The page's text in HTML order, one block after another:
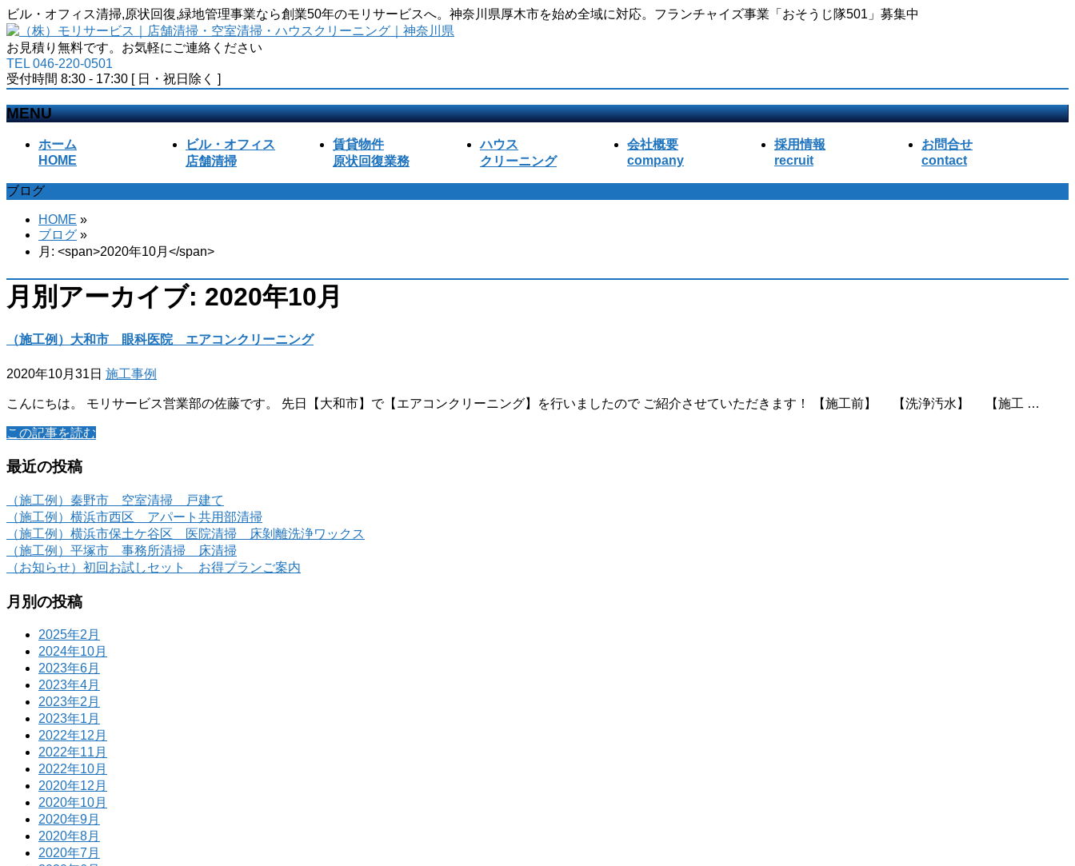
ビル・オフィス清掃,原状回復,緑地管理事業なら創業50年のモリサービスへ。神奈川県厚木市を始め全域に対応。フランチャイズ事業「おそうじ隊501」募集中
お見積り無料です。お気軽にご連絡ください
TEL 046-220-0501
受付時間 8:30 - 17:30 [ 日・祝日除く ]
MENU
ー
ホーム
HOME
ビル・オフィス
店舗清掃
賃貸物件
原状回復業務
ハウス
クリーニング
会社概要
company
採用情報
recruit
お問合せ
contact
ブログ
HOME »
ブログ »
月: <span>2020年10月</span>
月別アーカイブ: 2020年10月
（施工例）大和市 眼科医院 エアコンクリーニング
2020年10月31日 施工事例
こんにちは。 モリサービス営業部の佐藤です。 先日【大和市】で【エアコンクリーニング】を行いましたので ご紹介させていただきます！ 【施工前】 【洗浄汚水】 【施工 …
この記事を読む
最近の投稿
（施工例）秦野市 空室清掃 戸建て
（施工例）横浜市西区 アパート共用部清掃
（施工例）横浜市保土ケ谷区 医院清掃 床剝離洗浄ワックス
（施工例）平塚市 事務所清掃 床清掃
（お知らせ）初回お試しセット お得プランご案内
月別の投稿
2025年2月
2024年10月
2023年6月
2023年4月
2023年2月
2023年1月
2022年12月
2022年11月
2022年10月
2020年12月
2020年10月
2020年9月
2020年8月
2020年7月